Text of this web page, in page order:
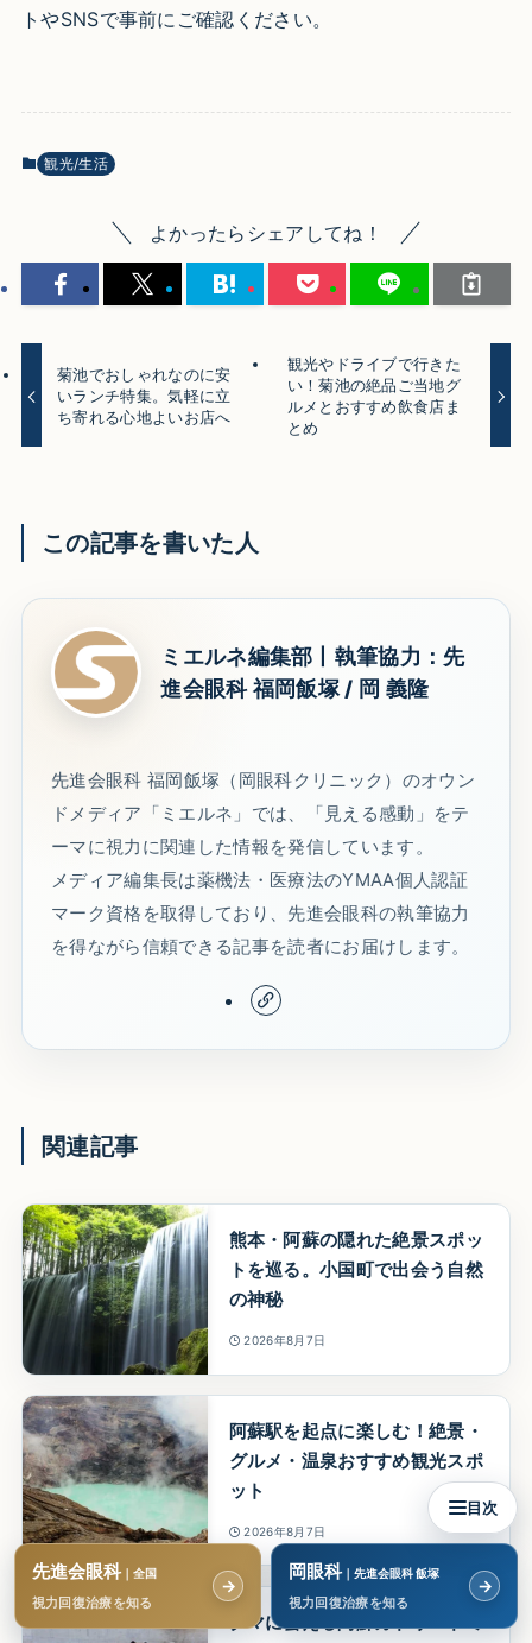
トやSNSで事前にご確認ください。
観光/生活
よかったらシェアしてね！
菊池でおしゃれなのに安
いランチ特集。気軽に立
ち寄れる心地よいお店へ
観光やドライブで行きた
い！菊池の絶品ご当地グ
ルメとおすすめ飲食店ま
とめ
この記事を書いた人
ミエルネ編集部丨執筆協力：先
進会眼科 福岡飯塚 / 岡 義隆
先進会眼科 福岡飯塚（岡眼科クリニック）のオウン
ドメディア「ミエルネ」では、「見える感動」をテ
ーマに視力に関連した情報を発信しています。
メディア編集長は薬機法・医療法のYMAA個人認証
マーク資格を取得しており、先進会眼科の執筆協力
を得ながら信頼できる記事を読者にお届けします。
関連記事
熊本・阿蘇の隠れた絶景スポッ
トを巡る。小国町で出会う自然
の神秘
2026年8月7日
阿蘇駅を起点に楽しむ！絶景・
グルメ・温泉おすすめ観光スポ
ット
2026年8月7日
クマに会える阿蘇カドリードミ
先進会眼科｜全国
視力回復治療を知る
→
岡眼科｜先進会眼科 飯塚
視力回復治療を知る
→
目次